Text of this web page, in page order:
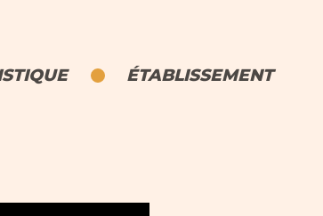
ÉTABLISSEMENT